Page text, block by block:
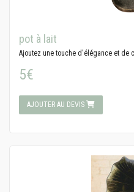
pot à lait
Ajoutez une touche d'élégance et de
5€
AJOUTER AU DEVIS